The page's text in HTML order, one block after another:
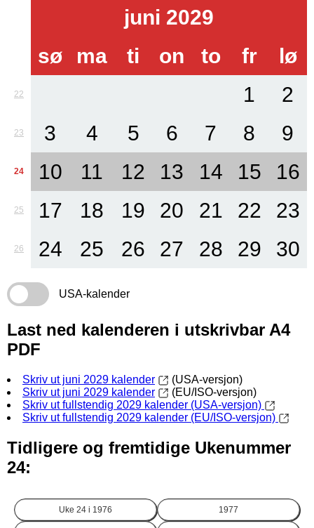
juni 2029
sø
ma ti on to fr lø
22 1 2
23 3 4 5 6 7 8 9
24 10 11 12 13 14 15 16
25 17 18 19 20 21 22 23
26 24 25 26 27 28 29 30
USA-kalender
Last ned kalenderen i utskrivbar A4
PDF
Skriv ut juni 2029 kalender
(USA-versjon)
Skriv ut juni 2029 kalender
(EU/ISO-versjon)
Skriv ut fullstendig 2029 kalender (USA-versjon)
Skriv ut fullstendig 2029 kalender (EU/ISO-versjon)
Tidligere og fremtidige Ukenummer
24:
Uke 24 i 1976 1977